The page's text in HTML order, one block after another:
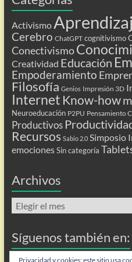
Activismo
Cerebro ChatGPT cognitivismo
Conectivismo
Creatividad Educación
Empoderamiento
Filosofía Genios Impresión 3D
Internet Know-how
Neuroeducación P2PU Pensamiento
Productivos
Recursos Sabio 2.0 Simposio
emociones Sin categoría
Archivos
Archivos
Síguenos también en:
Privacidad y cookies: este sitio usa